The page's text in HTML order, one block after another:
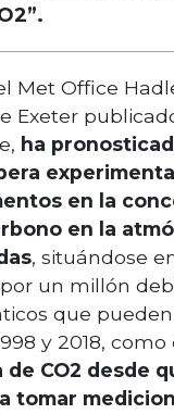
Met Office
Exeter
ha
en la
en la
, situándose
un millón
que
y 2018, como
CO2 desde
tomar